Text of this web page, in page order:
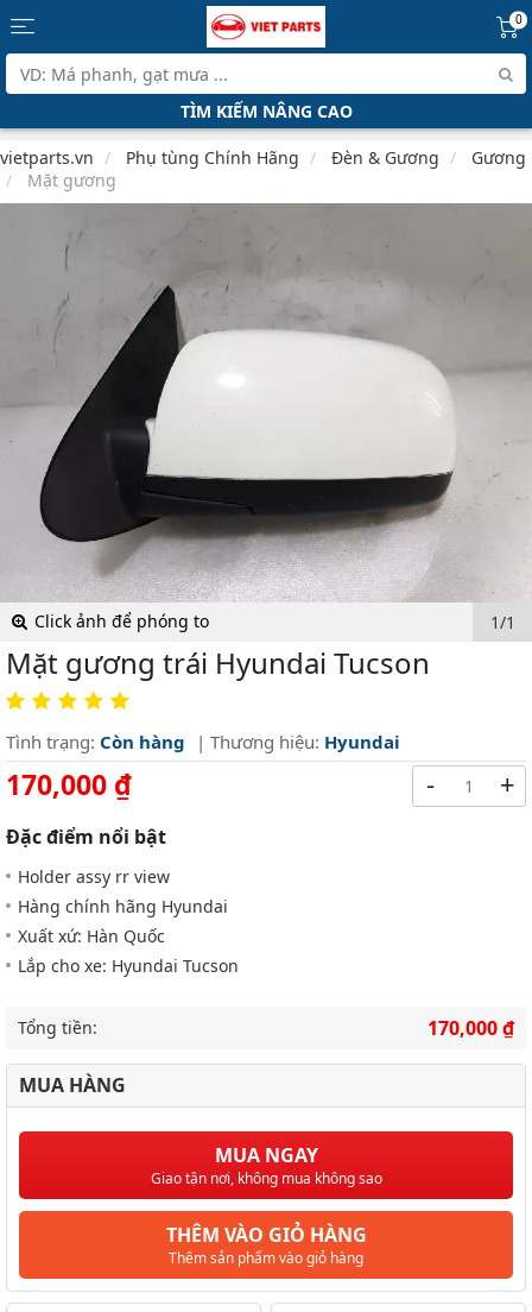
0
TÌM KIẾM NÂNG CAO
vietparts.vn Phụ tùng Chính Hãng Đèn & Gương
Gương
Mặt gương
Click ảnh để phóng to 1/1
Mặt gương trái Hyundai Tucson
Tình trạng: Còn hàng | Thương hiệu: Hyundai
170,000 ₫
Đặc điểm nổi bật
Holder assy rr view
Hàng chính hãng Hyundai
Xuất xứ: Hàn Quốc
Lắp cho xe: Hyundai Tucson
- +
Tổng tiền: 170,000 ₫
MUA HÀNG
MUA NGAY
Giao tận nơi, không mua không sao
THÊM VÀO GIỎ HÀNG
Thêm sản phẩm vào giỏ hàng